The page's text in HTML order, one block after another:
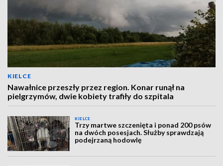
KIELCE
Nawałnice przeszły przez region. Konar runął na
pielgrzymów, dwie kobiety trafiły do szpitala
KIELCE
Trzy martwe szczenięta i ponad 200 psów
na dwóch posesjach. Służby sprawdzają
podejrzaną hodowlę